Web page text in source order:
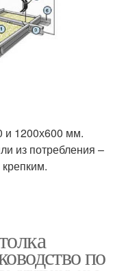
и 1200х600 мм.
из потребления –
по